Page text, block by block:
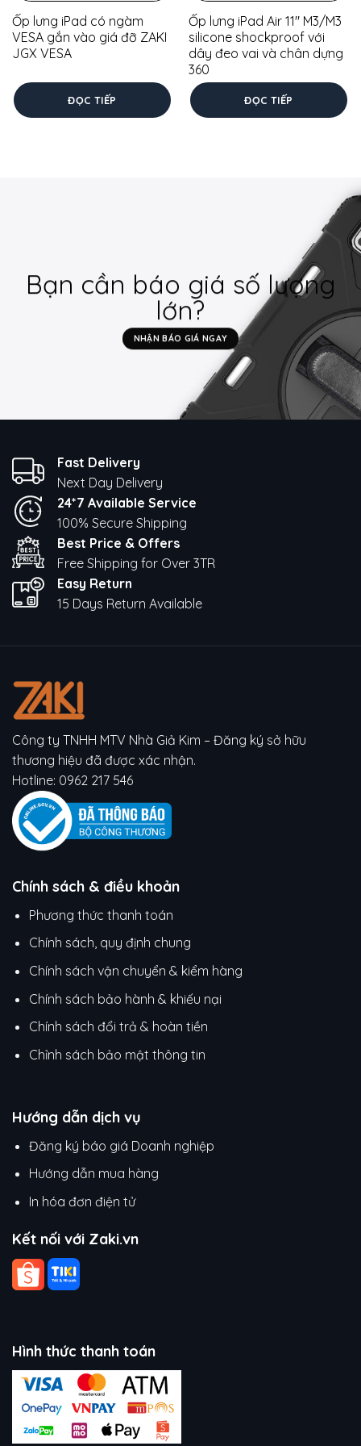
Ốp lưng iPad có ngàm
VESA gắn vào giá đỡ ZAKI
JGX VESA
ĐỌC TIẾP
Ốp lưng iPad Air 11″ M3/M3
silicone shockproof với
dây đeo vai và chân dựng
360
ĐỌC TIẾP
Bạn cần báo giá số lượng
lớn?
NHẬN BÁO GIÁ NGAY
Fast Delivery
Next Day Delivery
24*7 Available Service
100% Secure Shipping
Best Price & Offers
Free Shipping for Over 3TR
Easy Return
15 Days Return Available
Công ty TNHH MTV Nhà Giả Kim – Đăng ký sở hữu
thương hiệu đã được xác nhận.
Hotline: 0962 217 546
Chính sách & điều khoản
Phương thức thanh toán
Chính sách, quy định chung
Chính sách vận chuyển & kiểm hàng
Chính sách bảo hành & khiếu nại
Chính sách đổi trả & hoàn tiền
Chỉnh sách bảo mật thông tin
Hướng dẫn dịch vụ
Đăng ký báo giá Doanh nghiệp
Hướng dẫn mua hàng
In hóa đơn điện tử
Kết nối với Zaki.vn
Hình thức thanh toán